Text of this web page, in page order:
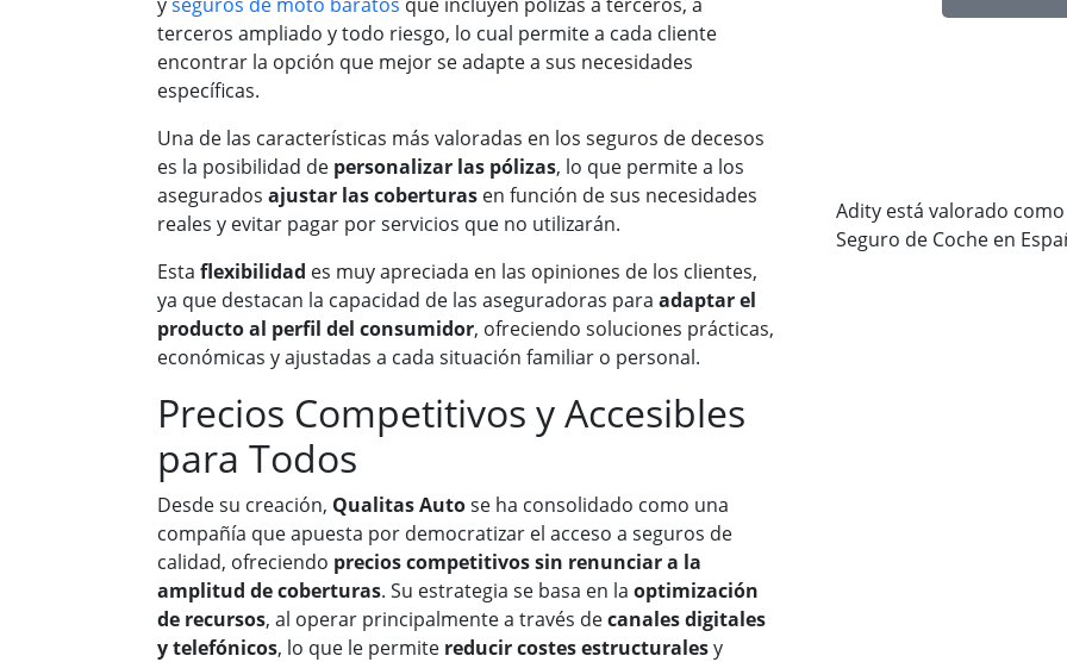
terceros ampliado y todo riesgo, lo cual permite a cada cliente
encontrar la opción que mejor se adapte a sus necesidades
específicas.
Una de las características más valoradas en los seguros de decesos
es la posibilidad de personalizar las pólizas, lo que permite a los
asegurados ajustar las coberturas en función de sus necesidades
reales y evitar pagar por servicios que no utilizarán.
Esta flexibilidad es muy apreciada en las opiniones de los clientes,
ya que destacan la capacidad de las aseguradoras para adaptar el
producto al perfil del consumidor, ofreciendo soluciones prácticas,
económicas y ajustadas a cada situación familiar o personal.
Precios Competitivos y Accesibles
para Todos
Desde su creación, Qualitas Autose ha consolidado como una
compañía que apuesta por democratizar el acceso a seguros de
calidad, ofreciendo precios competitivos sin renunciar a la
amplitud de coberturas. Su estrategia se basa en la optimización
de recursos, al operar principalmente a través decanales digitales
y telefónicos, lo que le permite reducir costes estructuralesy
Adity está valorado
Seguro de Coche en